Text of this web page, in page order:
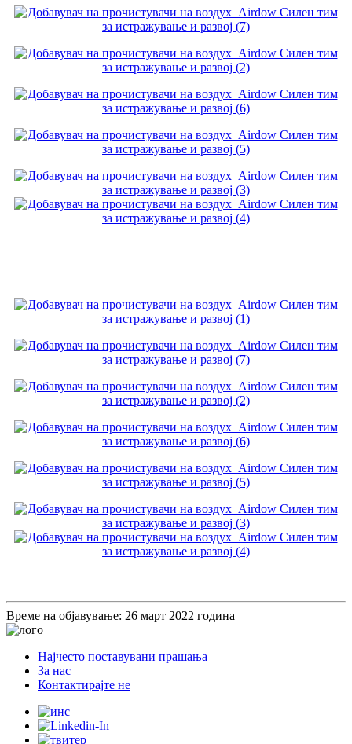
Време на објавување: 26 март 2022 година
Најчесто поставувани прашања
За нас
Контактирајте не